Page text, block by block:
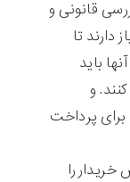
قانونی و
دارند تا
باید
و
پرداخت
را